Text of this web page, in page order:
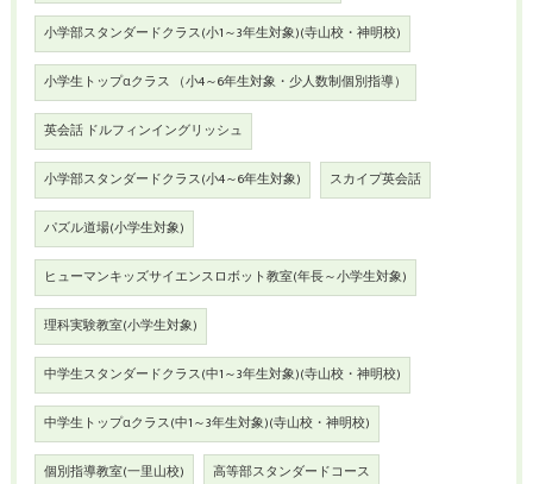
小学部スタンダードクラス(小1～3年生対象)(寺山校・神明校)
小学生トップαクラス （小4～6年生対象・少人数制個別指導）
英会話 ドルフィンイングリッシュ
小学部スタンダードクラス(小4～6年生対象) スカイプ英会話
パズル道場(小学生対象)
ヒューマンキッズサイエンスロボット教室(年長～小学生対象)
理科実験教室(小学生対象)
中学生スタンダードクラス(中1～3年生対象)(寺山校・神明校)
中学生トップαクラス(中1～3年生対象)(寺山校・神明校)
個別指導教室(一里山校) 高等部スタンダードコース